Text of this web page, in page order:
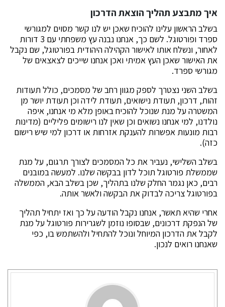
איך מתבצע תהליך הוצאת הדרכון
בשלב הראשון עלינו להוכיח שאכן יש לנו קשר מסוים למגורשי
ספרד ופורטוגל. לשם כך, אנחנו נבנה עץ משפחתי עם 3 דורות
לאחור, ונשלח אותו לאישור הקהילה היהודית בפורטוגל, שם נקבל
את האישור שאכן העץ אמיתי ואכן אנחנו שייכים לצאצאים של
מגורשי ספרד.
בשלב השני נצטרך לספק מגוון רחב של מסמכים, כולל תעודות
זהות, דרכון, תעודת נישואים, תעודת לידה וכן תעודת יושר מן
המשטרה על מנת שנוכל להוכיח באופן מלא מי אנחנו, איפה
נולדנו, למי אנחנו נשואים וכן שאין לנו רישומים פליליים (מדינות
רבות מונעות אפשרות להענקת אזרחות או דרכון למי שיש רישום
כזה).
בשלב השלישי, נעביר את כל המסמכים לצורך תרגום, על מנת
שממשלת פורטוגל תוכל לדון בבקשה שלנו. למעשה במובנים
רבים, כאן נגמר החלק שלנו בתהליך, שכן בשלב הבא, הממשלה
בפורטוגל צריכה לבדוק את הבקשה ולאשר אותה.
אחרי שהיא תאשר, אנחנו נקבל הודעה על כך ואז יתחיל תהליך
של הנפקת דרכונים, שבסופו נוזמן לשגרירות פורטוגל על מנת
לקבל את הדרכון המיוחל ונוכל להתחיל ולהשתמש בו, כפי
שאנחנו רואים לנכון.